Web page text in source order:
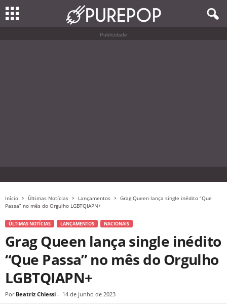
Publicidade
Início Últimas Notícias Lançamentos
Grag Queen lança single inédito “Que
Passa” no mês do Orgulho LGBTQIAPN+
ÚLTIMAS NOTÍCIAS LANÇAMENTOS NACIONAIS
Grag Queen lança single inédito
“Que Passa” no mês do Orgulho
LGBTQIAPN+
Por Beatriz Chiessi - 14 de junho de 2023